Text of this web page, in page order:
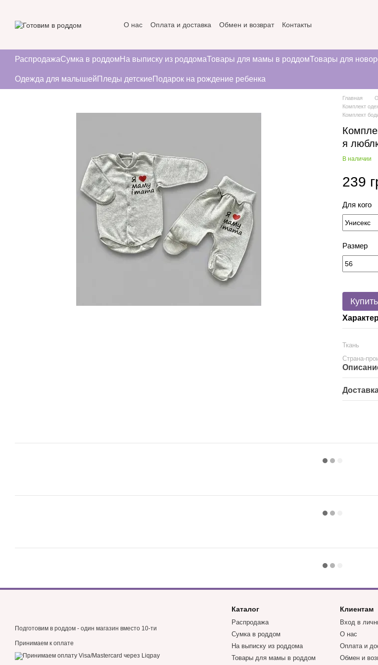
О нас Оплата и доставка Обмен и возврат
Контакты
РаспродажаСумка в роддом На выписку из роддомаТовары для мамы в роддомТовары для
Одежда для малышей Пледы детские Подарок на рождение ребенка
Главная
Комплект
Комплект
я
В наличии
239
Для кого
Размер
Купить
Ткань
Страна-
Подготовим в роддом - один магазин вместо 10-ти
Принимаем к оплате
Каталог
Распродажа
Сумка в роддом
На выписку из роддома
Товары для мамы в роддом
Клиентам
Вход в
О нас
Оплата и
Обмен и